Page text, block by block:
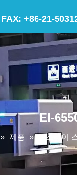
FAX: +86-21-
EI-
» 제품 » 엑스레이